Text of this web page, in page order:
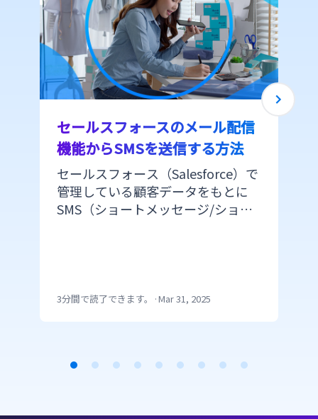
セールスフォースのメール配信
機能からSMSを送信する方法
セールスフォース（Salesforce）で
管理している顧客データをもとに
SMS（ショートメッセージ/ショー
の利用で開発の手間がかかります。
メールと同じ手順でSMSが送信でき
3分間で読了できます。 ·Mar 31, 2025
1